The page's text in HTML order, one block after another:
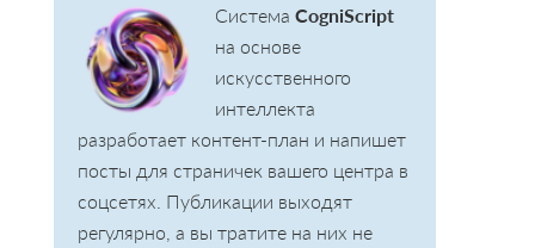
Система CogniScript
на основе
искусственного
интеллекта
разработает контент-план и напишет
посты для страничек вашего центра в
соцсетях. Публикации выходят
регулярно, а вы тратите на них не